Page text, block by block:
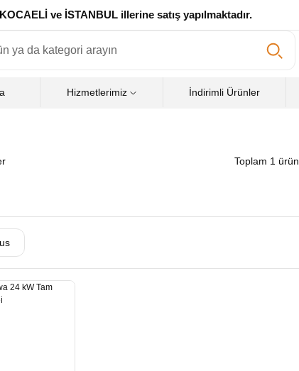
ve İSTANBUL illerine satış yapılmaktadır.
Hizmetlerimiz İndirimli Ürünler
Toplam 1 ürün